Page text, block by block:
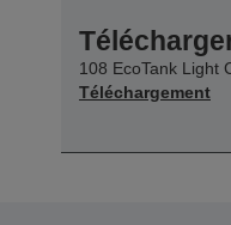
108 EcoTank Light
Téléchargement